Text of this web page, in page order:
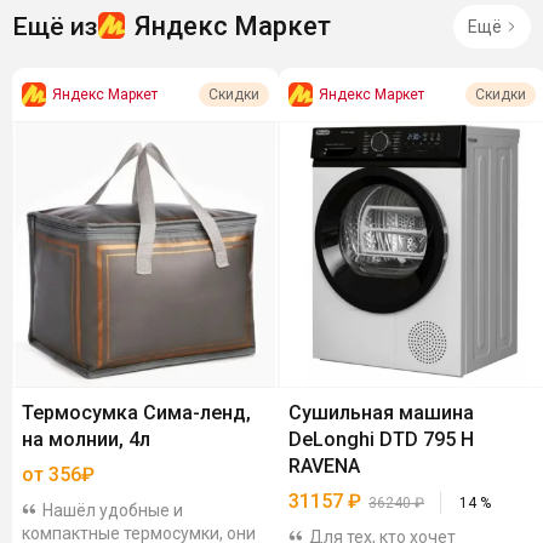
Ещё из Яндекс Маркет Ещё
Яндекс Маркет Скидки
Термосумка Сима-ленд,
на молнии, 4л
от 356₽
Нашёл удобные и
компактные термосумки, они
Яндекс Маркет Скидки
Сушильная машина
DeLonghi DTD 795 H
RAVENA
31157 ₽ 36240₽ 14%
Для тех, кто хочет